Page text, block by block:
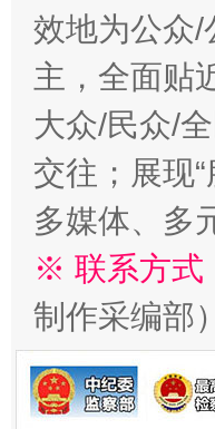
效地为公众/
主，全面贴
大众/民众/
交往；展现
多媒体、多
※ 联系方式
制作采编部）